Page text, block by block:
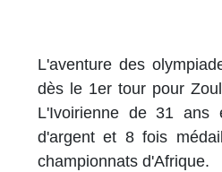
L'aventure des
dès le 1er tour pour
L'Ivoirienne de 31 ans
d'argent et 8 fois
championnats d'Afrique.